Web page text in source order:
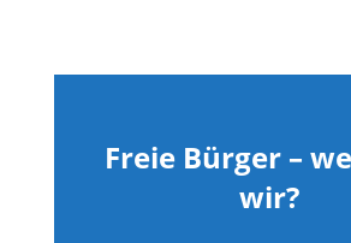
Freie Bürger –
wir?